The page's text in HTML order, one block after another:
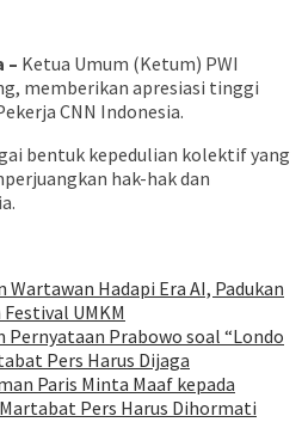
– Ketua Umum (Ketum) PWI
memberikan apresiasi tinggi
CNN Indonesia.
bentuk kepedulian kolektif yang
hak-hak dan
Wartawan Hadapi Era AI, Padukan
UMKM
Pernyataan Prabowo soal “Londo
Pers Harus Dijaga
Paris Minta Maaf kepada
Pers Harus Dihormati